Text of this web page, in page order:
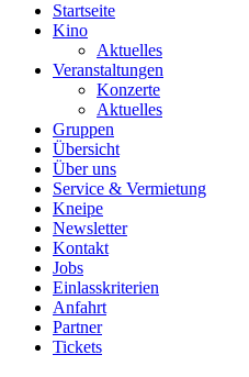
Startseite
Kino
Aktuelles
Veranstaltungen
Konzerte
Aktuelles
Gruppen
Übersicht
Über uns
Service & Vermietung
Kneipe
Newsletter
Kontakt
Jobs
Einlasskriterien
Anfahrt
Partner
Tickets